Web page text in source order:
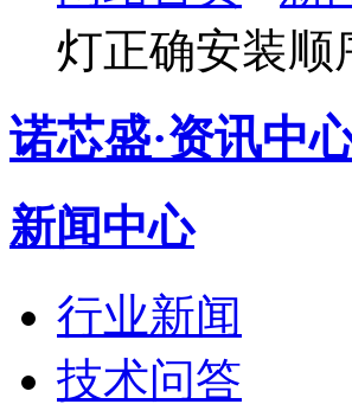
灯正确安装顺
诺芯盛·资讯中
新闻中心
行业新闻
技术问答